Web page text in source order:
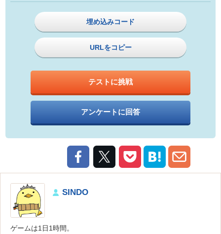
埋め込みコード
URLをコピー
テストに挑戦
アンケートに回答
SINDO
ゲームは1日1時間。